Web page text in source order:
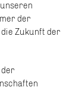
der
Zukunft der